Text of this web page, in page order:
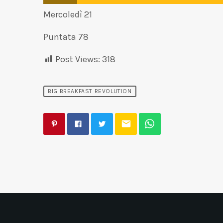
Mercoledì 21
Puntata 78
Post Views: 318
BIG BREAKFAST REVOLUTION
email